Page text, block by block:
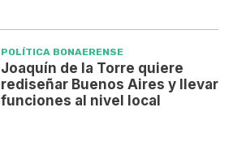
POLÍTICA BONAERENSE
Joaquín de la Torre quiere
rediseñar Buenos Aires y llevar
funciones al nivel local